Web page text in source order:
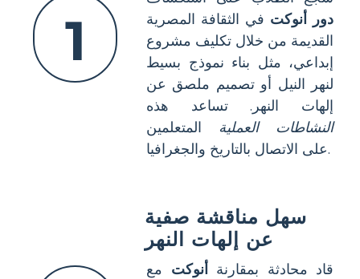
1
دور أنوكت في الثقافة المصرية
القديمة من خلال تكليف مشروع
إبداعي، مثل بناء نموذج بسيط
لنهر النيل أو تصميم ملصق عن
إلهات النهر. تساعد هذه
النشاطات العملية المتعلمين
على الاتصال بالتاريخ والجغرافيا.
سهل مناقشة صفية
عن إلهات النهر
قاد محادثة بمقارنة أنوكت مع